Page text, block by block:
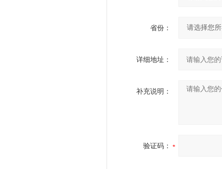
省份：
详细地址：
补充说明：
验证码：